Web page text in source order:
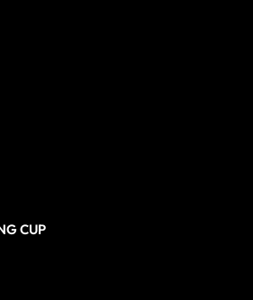
CUP